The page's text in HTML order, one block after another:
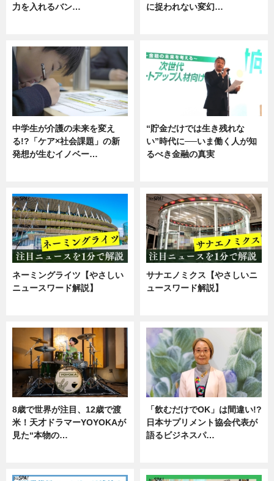
力を入れるバン…
に捉われない変幻…
中学生が介護の未来を変え
る!?「ケア×社会課題」の新
発想が生むイノベー…
“貯金だけでは生き残れな
い”時代に──いま働く人が知
るべき金融の真実
ネーミングライツ【やさしい
ニュースワード解説】
サナエノミクス【やさしいニ
ュースワード解説】
8歳で世界が注目、12歳で渡
米！天才ドラマーYOYOKAが
見た“本物の…
「飲むだけでOK」は間違い!?
日本サプリメント協会代表が
語るビジネスパ…